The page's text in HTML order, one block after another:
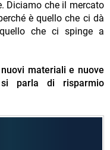
Diciamo che il mercato
è quello che ci dà
che ci spinge a
materiali e nuove
parla di risparmio